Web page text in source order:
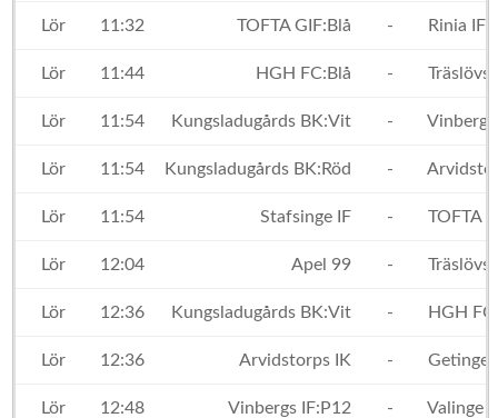
Lör 11:32 TOFTA GIF:Blå - Rinia IF
Lör 11:44 HGH FC:Blå -
Lör 11:54 Kungsladugårds BK:Vit -
Lör 11:54 Kungsladugårds BK:Röd -
Lör 11:54 Stafsinge IF - TOFTA
Lör 12:04 Apel 99 -
Lör 12:36 Kungsladugårds BK:Vit - HGH
Lör 12:36 Arvidstorps IK - Getinge
Lör 12:48 Vinbergs IF:P12 - Valinge